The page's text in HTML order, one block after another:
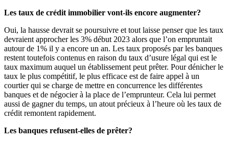
Les taux de crédit immobilier vont-ils encore augmenter?
Oui, la hausse devrait se poursuivre et tout laisse penser que les taux
devraient approcher les 3% début 2023 alors que l’on empruntait
autour de 1% il y a encore un an. Les taux proposés par les banques
restent toutefois contenus en raison du taux d’usure légal qui est le
taux maximum auquel un établissement peut prêter. Pour dénicher le
taux le plus compétitif, le plus efficace est de faire appel à un
courtier qui se charge de mettre en concurrence les différentes
banques et de négocier à la place de l’emprunteur. Cela lui permet
aussi de gagner du temps, un atout précieux à l’heure où les taux de
crédit remontent rapidement.
Les banques refusent-elles de prêter?